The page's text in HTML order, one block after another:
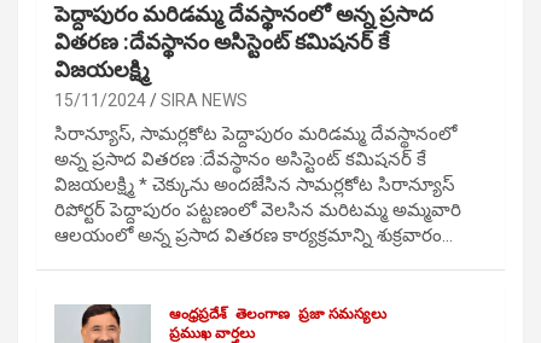
పెద్దాపురం మరిడమ్మ దేవస్థానంలో అన్న ప్రసాద
వితరణ :దేవస్థానం అసిస్టెంట్ కమిషనర్ కే
విజయలక్ష్మి
15/11/2024 SIRA NEWS
సిరాన్యూస్, సామర్లకోట పెద్దాపురం మరిడమ్మ దేవస్థానంలో
అన్న ప్రసాద వితరణ :దేవస్థానం అసిస్టెంట్ కమిషనర్ కే
విజయలక్ష్మి * చెక్కును అందజేసిన సామర్లకోట సిరాన్యూస్
రిపోర్టర్ పెద్దాపురం పట్టణంలో వెలసిన మరిటమ్మ అమ్మవారి
ఆలయంలో అన్న ప్రసాద వితరణ కార్యక్రమాన్ని శుక్రవారం…
ఆంధ్రప్రదేశ్ తెలంగాణ ప్రజా సమస్యలు
ప్రముఖ వార్తలు